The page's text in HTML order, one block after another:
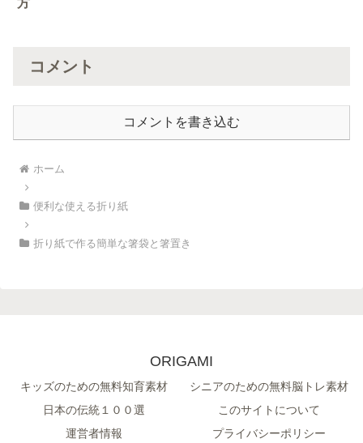
方
コメント
コメントを書き込む
ホーム
便利な使える折り紙
折り紙で作る簡単な箸袋と箸置き
ORIGAMI
キッズのための無料知育素材
シニアのための無料脳トレ素材
日本の伝統１００選
このサイトについて
運営者情報
プライバシーポリシー